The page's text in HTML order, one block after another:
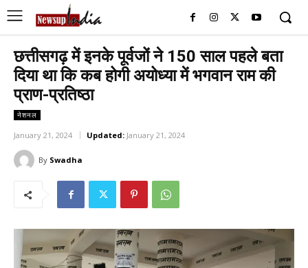
छत्तीसगढ़ में इनके पूर्वजों ने 150 साल पहले बता
दिया था कि कब होगी अयोध्या में भगवान राम की
प्राण-प्रतिष्ठा
नेशनल
January 21, 2024 Updated: January 21, 2024
By Swadha